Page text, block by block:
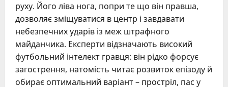
руху. Його ліва нога, попри те що він правша,
дозволяє зміщуватися в центр і завдавати
небезпечних ударів із меж штрафного
майданчика. Експерти відзначають високий
футбольний інтелект гравця: він рідко форсує
загострення, натомість читає розвиток епізоду й
обирає оптимальний варіант – простріл, пас у